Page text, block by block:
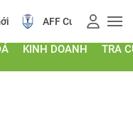
Cup Giá vàng
KINH DOANH TRA